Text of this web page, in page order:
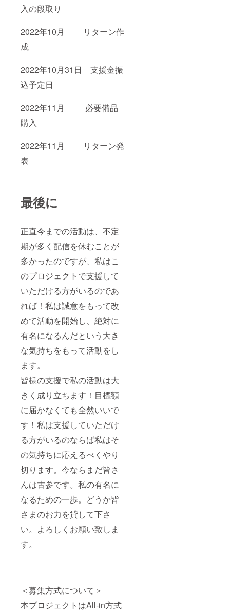
入の段取り
2022年10月 リターン作
成
2022年10月31日 支援金振
込予定日
2022年11月 必要備品
購入
2022年11月 リターン発
表
最後に
正直今までの活動は、不定
期が多く配信を休むことが
多かったのですが、私はこ
のプロジェクトで支援して
いただける方がいるのであ
れば！私は誠意をもって改
めて活動を開始し、絶対に
有名になるんだという大き
な気持ちをもって活動をし
ます。
皆様の支援で私の活動は大
きく成り立ちます！目標額
に届かなくても全然いいで
す！私は支援していただけ
る方がいるのならば私はそ
の気持ちに応えるべくやり
切ります。今ならまだ皆さ
んは古参です。私の有名に
なるための一歩。どうか皆
さまのお力を貸して下さ
い。よろしくお願い致しま
す。
＜募集方式について＞
本プロジェクトはAll-in方式